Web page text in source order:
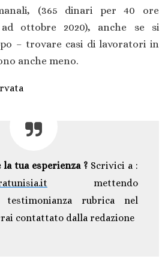
(365 dinari per 40 ore
ottobre 2020), anche se si
– trovare casi di lavoratori in
anche meno.
tua esperienza ? Scrivici a :
mettendo
testimonianza rubrica nel
contattato dalla redazione